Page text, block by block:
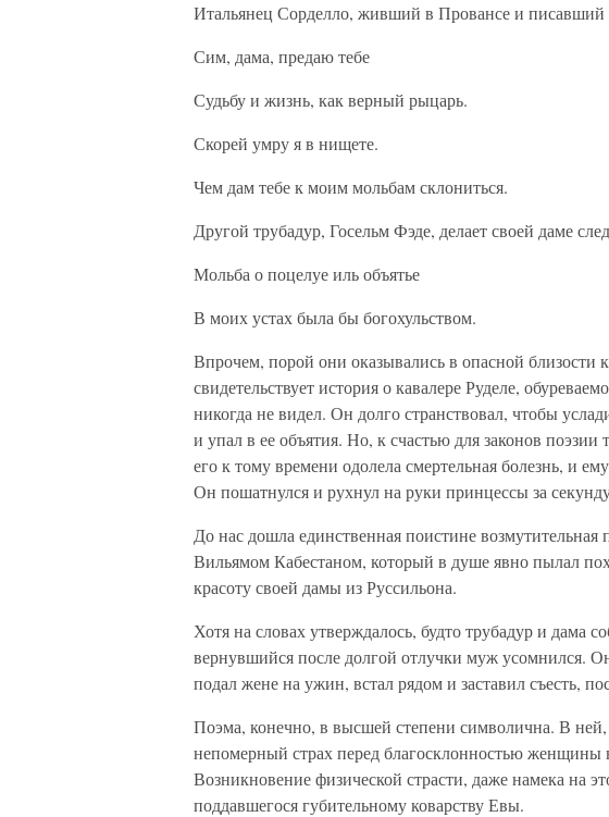
Итальянец Сорделло, живший в Провансе и писавший
Сим, дама, предаю тебе
Судьбу и жизнь, как верный рыцарь.
Скорей умру я в нищете.
Чем дам тебе к моим мольбам склониться.
Другой трубадур, Госельм Фэде, делает своей даме
Мольба о поцелуе иль объятье
В моих устах была бы богохульством.
Впрочем, порой они оказывались в опасной близости
свидетельствует история о кавалере Руделе,
никогда не видел. Он долго странствовал, чтобы
и упал в ее объятия. Но, к счастью для законов поэзии
его к тому времени одолела смертельная болезнь, и
Он пошатнулся и рухнул на руки принцессы за
До нас дошла единственная поистине возмутительная
Вильямом Кабестаном, который в душе явно пылал
красоту своей дамы из Руссильона.
Хотя на словах утверждалось, будто трубадур и дама
вернувшийся после долгой отлучки муж усомнился.
подал жене на ужин, встал рядом и заставил съесть,
Поэма, конечно, в высшей степени символична. В
непомерный страх перед благосклонностью женщины
Возникновение физической страсти, даже намека на
поддавшегося губительному коварству Евы.